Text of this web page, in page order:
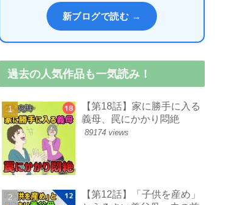
新ブログで読む →
過去の人気作品も一気読み！
【第18話】家に勝手に入る
義母、罠にかかり悶絶
89174 views
【第12話】「子供を産め」